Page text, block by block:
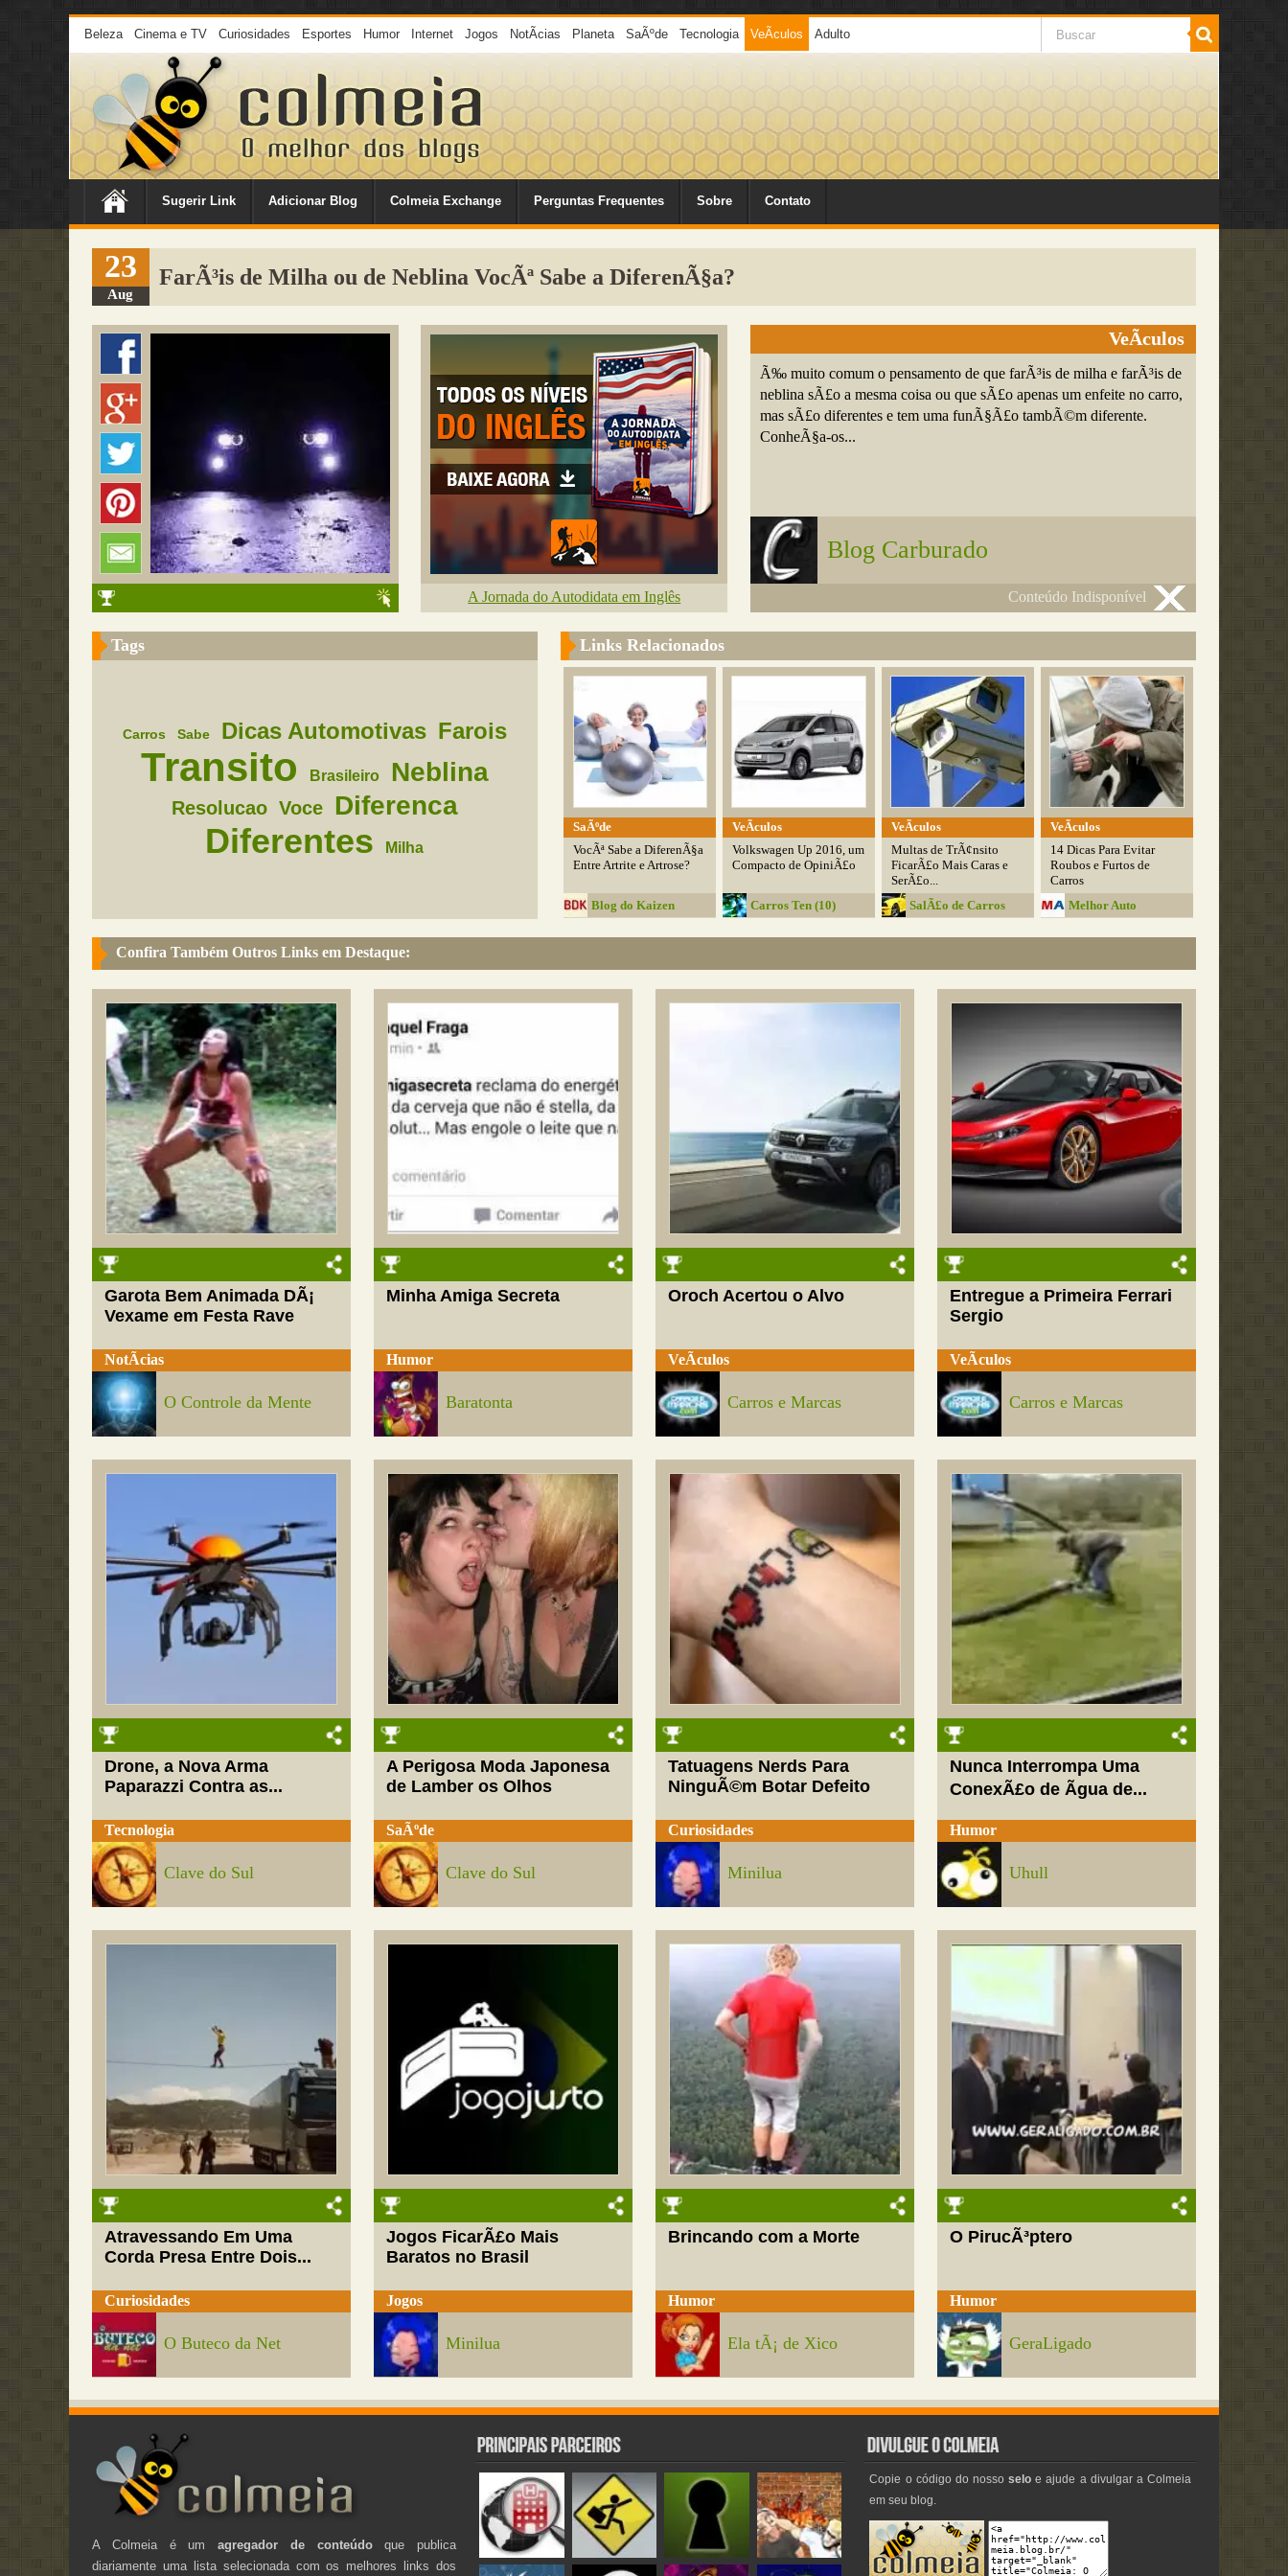
Beleza Cinema e TV Curiosidades Esportes Humor Internet Jogos NotÃ­cias Planeta SaÃºde Tecnologia VeÃ­culos Adulto
Sugerir Link Adicionar Blog Colmeia Exchange Perguntas Frequentes Sobre Contato
23
Aug
FarÃ³is de Milha ou de Neblina VocÃª Sabe a DiferenÃ§a?
A Jornada do Autodidata em Inglês
VeÃ­culos
Ã‰ muito comum o pensamento de que farÃ³is de milha e farÃ³is de
neblina sÃ£o a mesma coisa ou que sÃ£o apenas um enfeite no carro,
mas sÃ£o diferentes e tem uma funÃ§Ã£o tambÃ©m diferente.
ConheÃ§a-os...
Blog Carburado
Conteúdo Indisponível
Tags
Carros Sabe Dicas Automotivas Farois
Transito Brasileiro Neblina
Resolucao Voce Diferenca
Diferentes Milha
Links Relacionados
SaÃºde
VocÃª Sabe a DiferenÃ§a
Entre Artrite e Artrose?
Blog do Kaizen
VeÃ­culos
Volkswagen Up 2016, um
Compacto de OpiniÃ£o
Carros Ten (10)
VeÃ­culos
Multas de TrÃ¢nsito
FicarÃ£o Mais Caras e
SerÃ£o...
SalÃ£o de Carros
VeÃ­culos
14 Dicas Para Evitar
Roubos e Furtos de
Carros
Melhor Auto
Confira Também Outros Links em Destaque:
Garota Bem Animada DÃ¡
Vexame em Festa Rave
NotÃ­cias
O Controle da Mente
Minha Amiga Secreta
Humor
Baratonta
Oroch Acertou o Alvo
VeÃ­culos
Carros e Marcas
Entregue a Primeira Ferrari
Sergio
VeÃ­culos
Carros e Marcas
Drone, a Nova Arma
Paparazzi Contra as...
Tecnologia
Clave do Sul
A Perigosa Moda Japonesa
de Lamber os Olhos
SaÃºde
Clave do Sul
Tatuagens Nerds Para
NinguÃ©m Botar Defeito
Curiosidades
Minilua
Nunca Interrompa Uma
ConexÃ£o de Ãgua de...
Humor
Uhull
Atravessando Em Uma
Corda Presa Entre Dois...
Curiosidades
O Buteco da Net
Jogos FicarÃ£o Mais
Baratos no Brasil
Jogos
Minilua
Brincando com a Morte
Humor
Ela tÃ¡ de Xico
O PirucÃ³ptero
Humor
GeraLigado
A Colmeia é umagregador de conteúdoque publica
diariamente uma lista selecionada com os melhores links dos
Copie o código do nossoselo e ajude a divulgar a Colmeia
em seu blog.